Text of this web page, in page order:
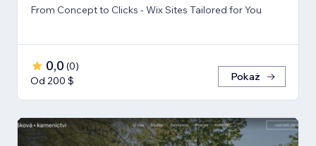
From Concept to Clicks - Wix Sites Tailored for You
0,0 (0)
Od 200 $
Pokaż